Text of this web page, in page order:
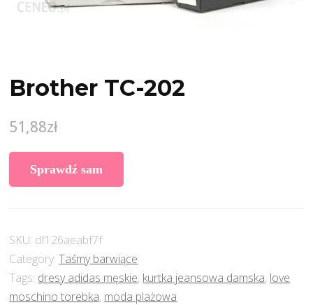
Brother TC-202
51,88zł
Sprawdź sam
SKU: df126aeabf7f
Category:Taśmy barwiące
Tags: dresy adidas męskie, kurtka jeansowa damska, love
moschino torebka, moda plażowa